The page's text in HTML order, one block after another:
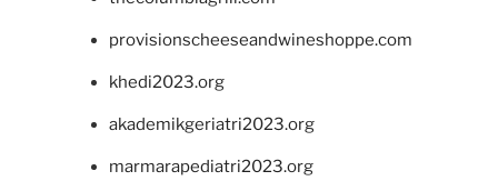
provisionscheeseandwineshoppe.com
khedi2023.org
akademikgeriatri2023.org
marmarapediatri2023.org